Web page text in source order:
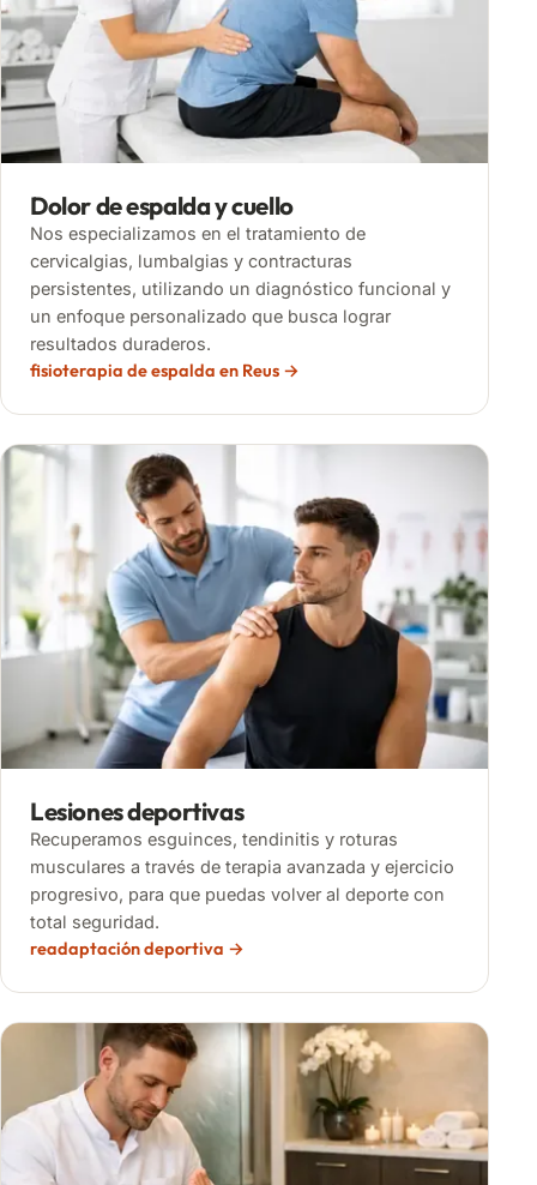
Dolor de espalda y cuello
Nos especializamos en el tratamiento de
cervicalgias, lumbalgias y contracturas
persistentes, utilizando un diagnóstico funcional y
un enfoque personalizado que busca lograr
resultados duraderos.
fisioterapia de espalda en Reus
Lesiones deportivas
Recuperamos esguinces, tendinitis y roturas
musculares a través de terapia avanzada y ejercicio
progresivo, para que puedas volver al deporte con
total seguridad.
readaptación deportiva